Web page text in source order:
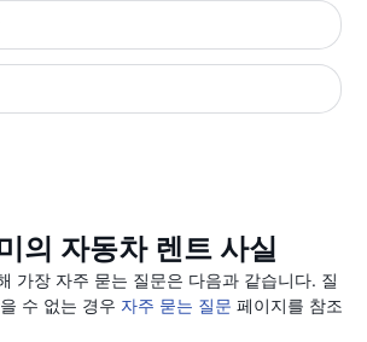
의 자동차 렌트 사실
가장 자주 묻는 질문은 다음과 같습니다. 질
수 없는 경우 자주 묻는 질문 페이지를 참조